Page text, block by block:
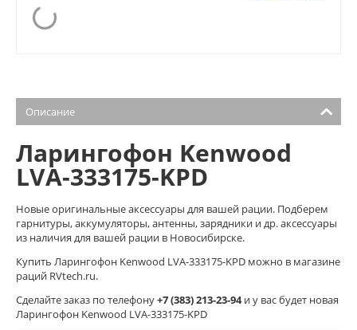
Описание
Ларингофон Kenwood
LVA-333175-KPD
Новые оригинальные аксессуары для вашей рации. Подберем
гарнитуры, аккумуляторы, антенны, зарядники и др. аксессуары
из наличия для вашей рации в Новосибирске.
Купить Ларингофон Kenwood LVA-333175-KPD можно в магазине
раций RVtech.ru.
Cделайте заказ по телефону+7 (383) 213-23-94и у вас будет новая
Ларингофон Kenwood LVA-333175-KPD